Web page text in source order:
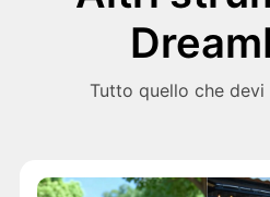
Tutto quello che devi